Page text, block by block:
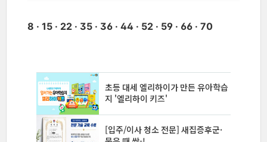
8 · 15 · 22 · 35 · 36 · 44 · 52 · 59 · 66 · 70